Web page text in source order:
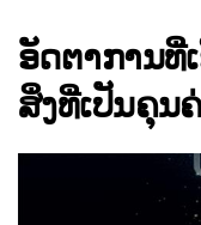
ອັດຕາການທີ່
ສິ່ງທີ່ເປັນຄຸນ